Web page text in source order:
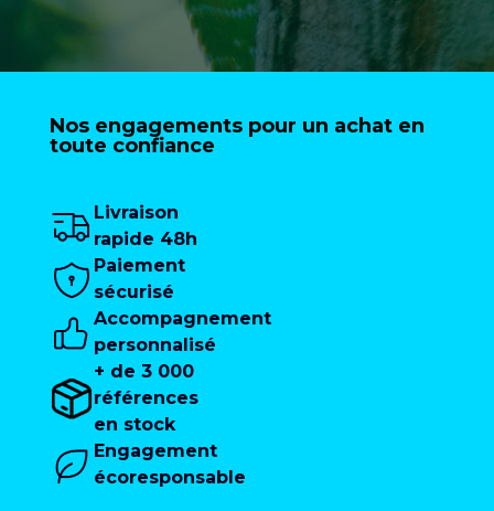
Nos engagements pour un achat en
toute confiance
Livraison
rapide 48h
Paiement
sécurisé
Accompagnement
personnalisé
+ de 3 000
références
en stock
Engagement
écoresponsable